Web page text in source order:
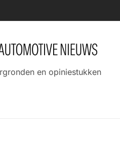
en opiniestukken